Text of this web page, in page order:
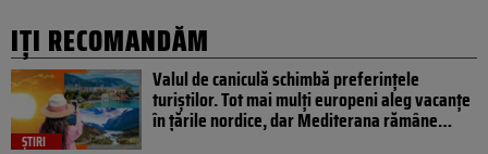
IȚI RECOMANDĂM
ȘTIRI
Valul de caniculă schimbă preferințele
turiștilor. Tot mai mulți europeni aleg vacanțe
în țările nordice, dar Mediterana rămâne…